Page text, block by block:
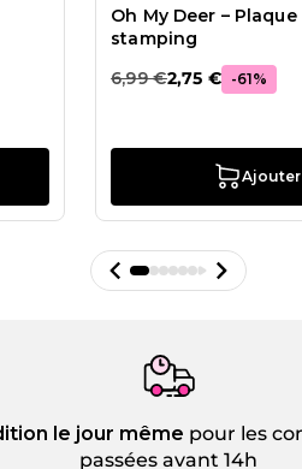
Oh My Deer – Plaque
stamping
6,99 €2,75 € -61%
Ajouter
le jour même pour les
passées avant 14h